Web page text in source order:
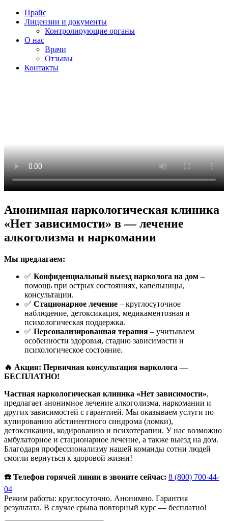
Прайс
Лицензии и документы
Контролирующие органы
О нас
Врачи
Отзывы
Контакты
Анонимная наркологическая клиника
«Нет зависимости» в — лечение
алкоголизма и наркомании
Мы предлагаем:
✅ Конфиденциальный выезд нарколога на дом –
помощь при острых состояниях, капельницы,
консультации.
✅ Стационарное лечение – круглосуточное
наблюдение, детоксикация, медикаментозная и
психологическая поддержка.
✅ Персонализированная терапия – учитываем
особенности здоровья, стадию зависимости и
психологическое состояние.
🔥 Акция: Первичная консультация нарколога —
БЕСПЛАТНО!
Частная наркологическая клиника «Нет зависимости»,
предлагает анонимное лечение алкоголизма, наркомании и
других зависимостей с гарантией. Мы оказываем услуги по
купированию абстинентного синдрома (ломки),
детоксикации, кодированию и психотерапии. У нас возможно
амбулаторное и стационарное лечение, а также выезд на дом.
Благодаря профессионализму нашей команды сотни людей
смогли вернуться к здоровой жизни!
☎️ Телефон горячей линии в звоните сейчас: 8 (800) 700-44-
04
Режим работы: круглосуточно. Анонимно. Гарантия
результата. В случае срыва повторный курс — бесплатно!